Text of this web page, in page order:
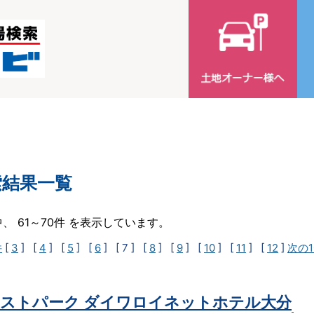
果一覧
61～70件 を表示しています。
[ 3 ] [ 4 ] [ 5 ] [ 6 ] [ 7 ] [ 8 ] [ 9 ] [ 10 ] [ 11 ] [ 12 ] 次の
トパーク ダイワロイネットホテル大分